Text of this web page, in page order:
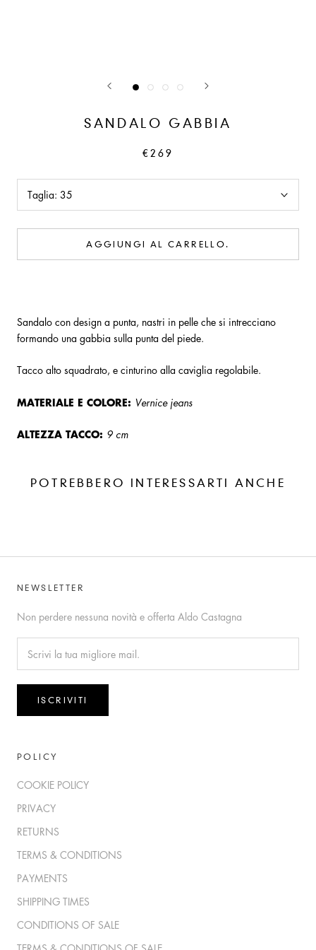
SANDALO GABBIA
€269
Taglia: 35
AGGIUNGI AL CARRELLO.
Sandalo con design a punta, nastri in pelle che si intrecciano
formando una gabbia sulla punta del piede.
Tacco alto squadrato, e cinturino alla caviglia regolabile.
MATERIALE E COLORE: Vernice jeans
ALTEZZA TACCO: 9 cm
POTREBBERO INTERESSARTI ANCHE
NEWSLETTER
Non perdere nessuna novità e offerta Aldo Castagna
ISCRIVITI
POLICY
COOKIE POLICY
PRIVACY
RETURNS
TERMS & CONDITIONS
PAYMENTS
SHIPPING TIMES
CONDITIONS OF SALE